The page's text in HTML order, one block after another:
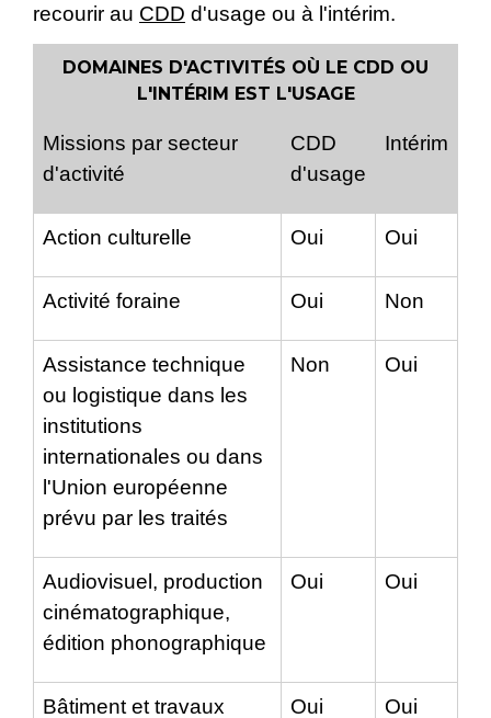
recourir au CDD d'usage ou à l'intérim.
DOMAINES D'ACTIVITÉS OÙ LE CDD OU
L'INTÉRIM EST L'USAGE
Missions par secteur
d'activité
CDD
d'usage
Intérim
Action culturelle Oui Oui
Activité foraine Oui Non
Assistance technique
ou logistique dans les
institutions
internationales ou dans
l'Union européenne
prévu par les traités
Non Oui
Audiovisuel, production
cinématographique,
édition phonographique
Oui Oui
Bâtiment et travaux
Oui Oui